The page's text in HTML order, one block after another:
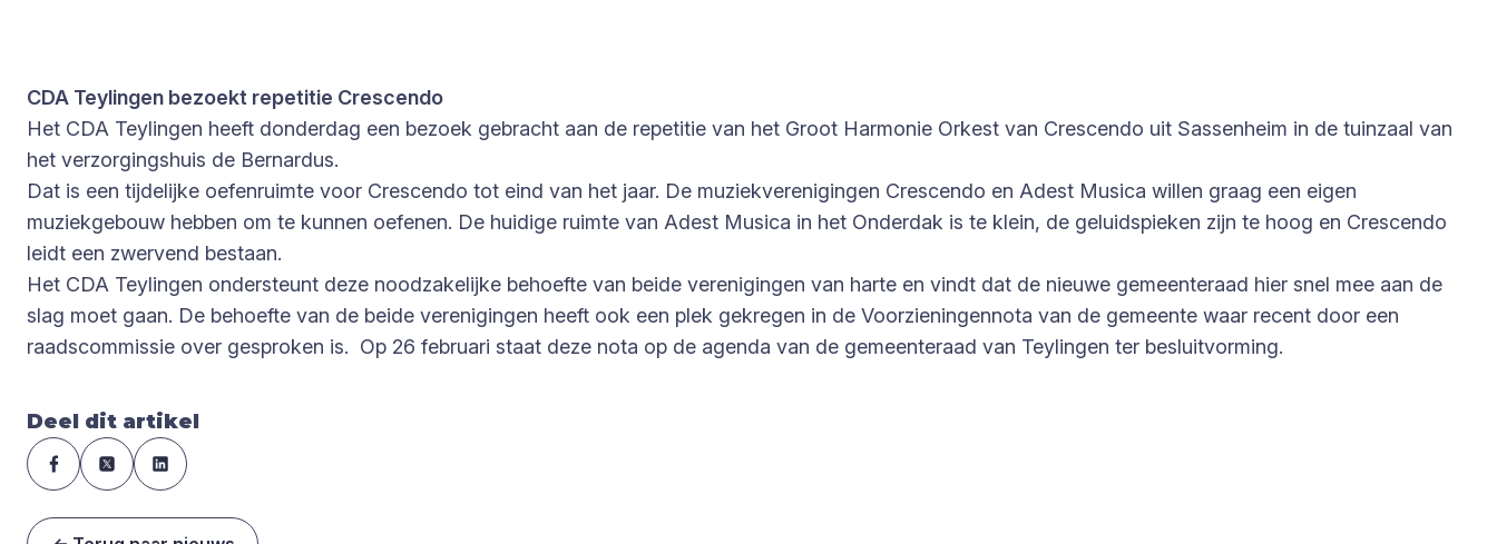
CDA Teylingen bezoekt repetitie Crescendo
Het CDA Teylingen heeft donderdag een bezoek gebracht aan de repetitie van het Groot Harmonie Orkest van Crescendo uit Sassenheim in de tuinzaal van
het verzorgingshuis de Bernardus.
Dat is een tijdelijke oefenruimte voor Crescendo tot eind van het jaar. De muziekverenigingen Crescendo en Adest Musica willen graag een eigen
muziekgebouw hebben om te kunnen oefenen. De huidige ruimte van Adest Musica in het Onderdak is te klein, de geluidspieken zijn te hoog en Crescendo
leidt een zwervend bestaan.
Het CDA Teylingen ondersteunt deze noodzakelijke behoefte van beide verenigingen van harte en vindt dat de nieuwe gemeenteraad hier snel mee aan de
slag moet gaan. De behoefte van de beide verenigingen heeft ook een plek gekregen in de Voorzieningennota van de gemeente waar recent door een
raadscommissie over gesproken is. Op 26 februari staat deze nota op de agenda van de gemeenteraad van Teylingen ter besluitvorming.
Deel dit artikel